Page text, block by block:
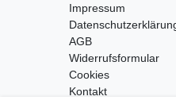
Impressum
AGB
Widerrufsformular
Cookies
Kontakt